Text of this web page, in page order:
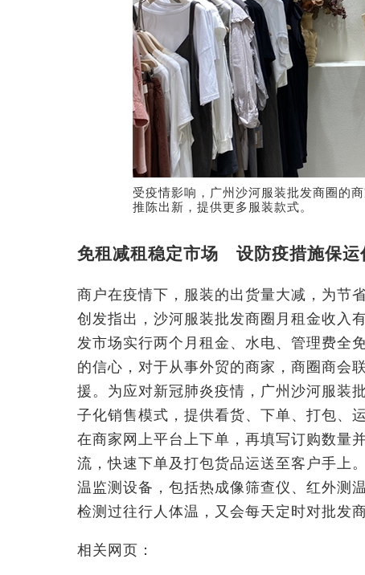
受疫情影响，广州沙河服装批发商圈的
推陈出新，提供更多服装款式。
免租减租稳定市场 设防疫措施保运
商户在疫情下，服装的出货量大减，为节
创发指出，沙河服装批发商圈月租金收入
发市场实行两个月租金、水电、管理费全
的信心，对于从事外贸的商家，商圈商会
援。为应对新冠肺炎疫情，广州沙河服装
子化销售模式，提供看货、下单、打包、
在商家网上平台上下单，再填写订购数量
流，快速下单及打包货品运送至客户手上
温监测设备，包括热成像筛查仪、红外测
检测过往行人体温，又会每天定时对批发
相关网页：